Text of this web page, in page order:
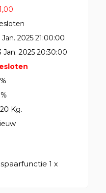
Jan. 2025 21:00:00
Jan. 2025 20:30:00
Kg.
1 x